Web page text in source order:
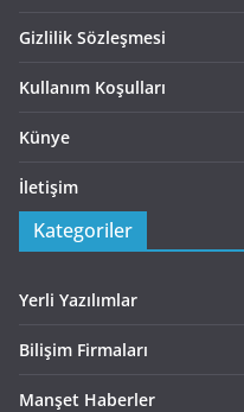
Gizlilik Sözleşmesi
Kullanım Koşulları
Künye
İletişim
Kategoriler
Yerli Yazılımlar
Bilişim Firmaları
Manşet Haberler